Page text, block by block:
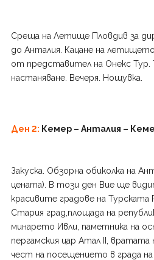
Среща на Летище Пловдив за
до Анталия. Кацане на
от представител на Онекс Тур.
настаняване. Вечеря. Нощувка.
Ден 2: Кемер – Анталия –
Закуска. Обзорна обиколка на
цената). В този ден Вие ще
красивите градове на Турската
Стария град,площада на
минарето Ивли, паметника на
пергамския цар Атал ІІ,
чест на посещението в града